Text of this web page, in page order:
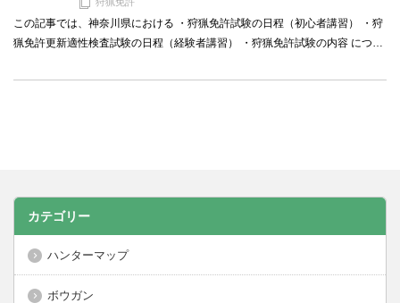
この記事では、神奈川県における ・狩猟免許試験の日程（初心者講習） ・狩
猟免許更新適性検査試験の日程（経験者講習） ・狩猟免許試験の内容 につ…
カテゴリー
ハンターマップ
ボウガン